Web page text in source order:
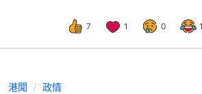
7 1 0 1
港聞 政情